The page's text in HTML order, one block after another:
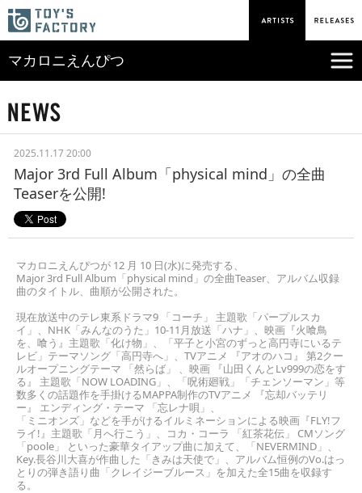
マカロニえんぴつ
2025.11.17 20:00
Major 3rd Full Album「physical mind」の全曲
Teaserを公開!
マカロニえんぴつが 12 月 10 日(水)に発売する、
Major 3rd Full Album「physical mind」の全曲Teaser、アルバム収録
曲のタイトル、曲順が公開された。
現在放送中のテレ東系ドラマ9 「コーチ」 主題歌「パープルスカ
イ」、NHK「みんなのうた」10-11月放送「ハナ」、 映画『火喰鳥
を、喰う』主題歌「化け物」、「平子と小宮のずっと高円寺にいるテ
レビ」テーマソング「高円寺へ」、 TVアニメ 『アオのハコ』 第2クー
ルオープニングテーマ 「然らば」 、映画 『山田くんとLv999の恋をす
る』 主題歌 「NOW LOADING」、「呪術廻戦」「チェンソーマン」等
数多くの話題作を手掛けるMAPPA制作のTVアニメ 『忘却バッテリ
ー』 エンディング・テーマ 「忘レナ唄」、
「ミニオンズ」などを手がけるイルミネーションによる映画『FLY!フ
ライ!』主題歌「月へ行こう」、コカ・コーラ 「紅茶花伝」 CMソング
「poole」 といった豪華タイアップ曲に加えて、
「NEVERMIND」、
Key.長谷川大喜が作曲した「きみは天使で」、アルバム恒例のVo.はっ
とりの弾き語り曲「クレイジーブルース」を加えた全15曲を収録す
る。